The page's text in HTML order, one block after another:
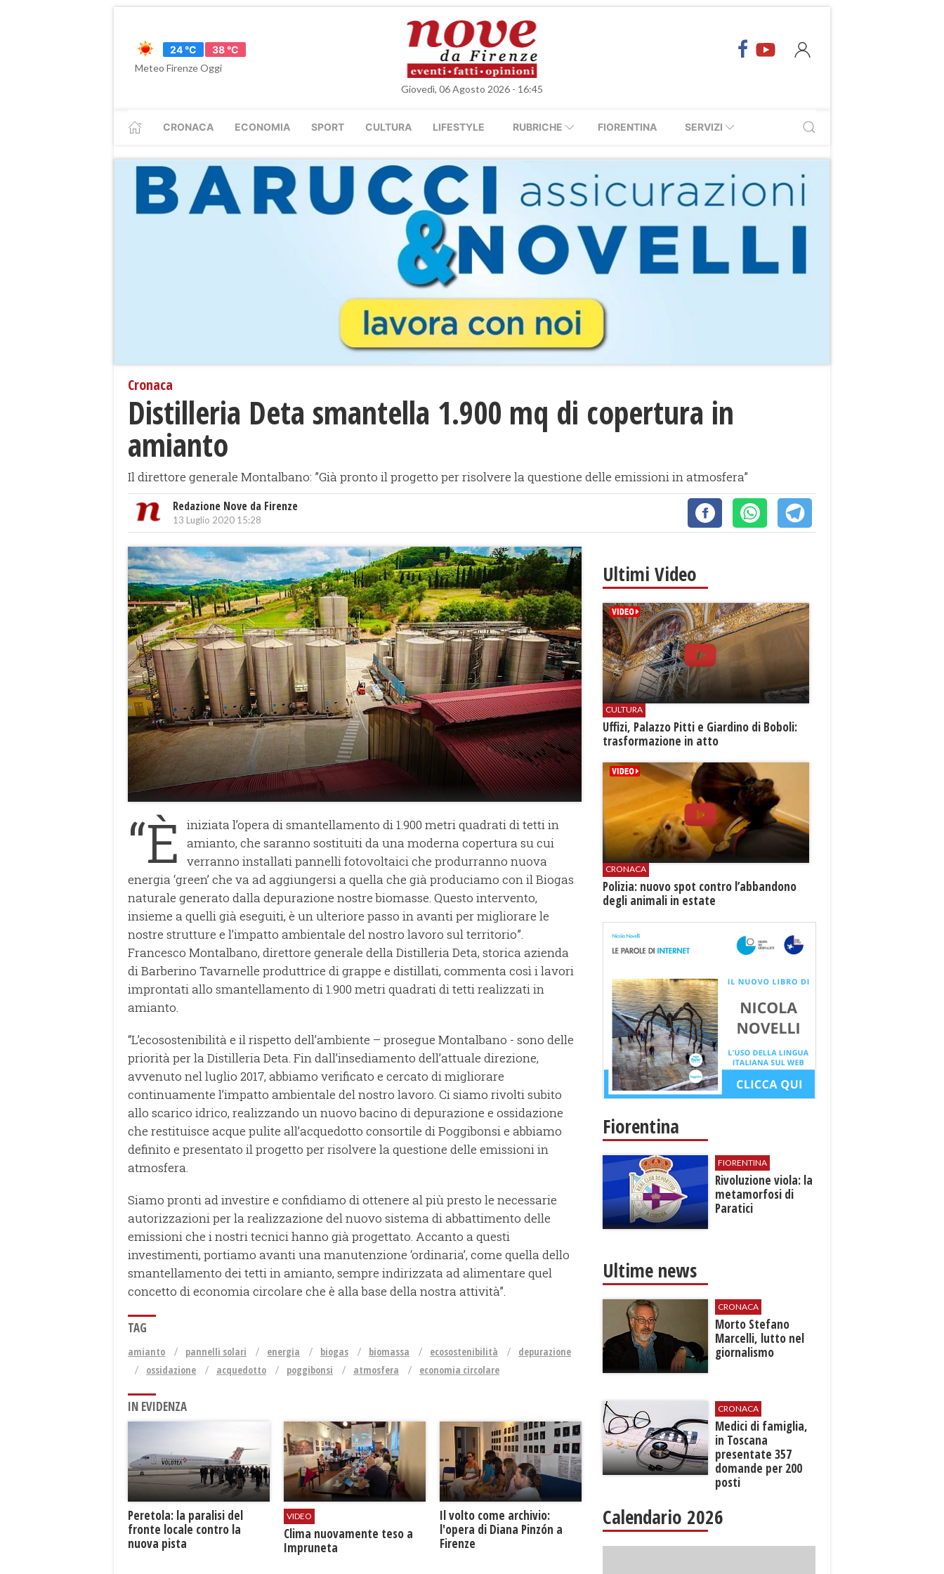
24 °C
38 °C
Meteo Firenze Oggi
Giovedì, 06 Agosto 2026 - 16:45
CRONACA ECONOMIA SPORT CULTURA LIFESTYLE RUBRICHE FIORENTINA SERVIZI
Cronaca
Distilleria Deta smantella 1.900 mq di copertura in
amianto
Il direttore generale Montalbano: ”Già pronto il progetto per risolvere la questione delle emissioni in atmosfera”
Redazione Nove da Firenze
13 Luglio 2020 15:28
“È
iniziata l’opera di smantellamento di 1.900 metri quadrati di tetti in
amianto, che saranno sostituiti da una moderna copertura su cui
verranno installati pannelli fotovoltaici che produrranno nuova
energia ‘green’ che va ad aggiungersi a quella che già produciamo con il Biogas
naturale generato dalla depurazione nostre biomasse. Questo intervento,
insieme a quelli già eseguiti, è un ulteriore passo in avanti per migliorare le
nostre strutture e l’impatto ambientale del nostro lavoro sul territorio”.
Francesco Montalbano, direttore generale della Distilleria Deta, storica azienda
di Barberino Tavarnelle produttrice di grappe e distillati, commenta così i lavori
improntati allo smantellamento di 1.900 metri quadrati di tetti realizzati in
amianto.
“L’ecosostenibilità e il rispetto dell’ambiente – prosegue Montalbano - sono delle
priorità per la Distilleria Deta. Fin dall’insediamento dell’attuale direzione,
avvenuto nel luglio 2017, abbiamo verificato e cercato di migliorare
continuamente l’impatto ambientale del nostro lavoro. Ci siamo rivolti subito
allo scarico idrico, realizzando un nuovo bacino di depurazione e ossidazione
che restituisce acque pulite all’acquedotto consortile di Poggibonsi e abbiamo
definito e presentato il progetto per risolvere la questione delle emissioni in
atmosfera.
Siamo pronti ad investire e confidiamo di ottenere al più presto le necessarie
autorizzazioni per la realizzazione del nuovo sistema di abbattimento delle
emissioni che i nostri tecnici hanno già progettato. Accanto a questi
investimenti, portiamo avanti una manutenzione ‘ordinaria’, come quella dello
smantellamento dei tetti in amianto, sempre indirizzata ad alimentare quel
concetto di economia circolare che è alla base della nostra attività”.
TAG
amianto pannelli solari energia biogas biomassa ecosostenibilità
depurazione
ossidazione
acquedotto poggibonsi atmosfera economia circolare
IN EVIDENZA
Peretola: la paralisi del
fronte locale contro la
nuova pista
VIDEO
​Clima nuovamente teso a
Impruneta
​Il volto come archivio:
l'opera di Diana Pinzón a
Firenze
Ultimi Video
CULTURA
Uffizi, Palazzo Pitti e Giardino di Boboli:
trasformazione in atto
CRONACA
Polizia: nuovo spot contro l’abbandono
degli animali in estate
Fiorentina
FIORENTINA
​Rivoluzione viola: la
metamorfosi di
Paratici
Ultime news
CRONACA
Morto Stefano
Marcelli, lutto nel
giornalismo
CRONACA
Medici di famiglia,
in Toscana
presentate 357
domande per 200
posti
Calendario 2026